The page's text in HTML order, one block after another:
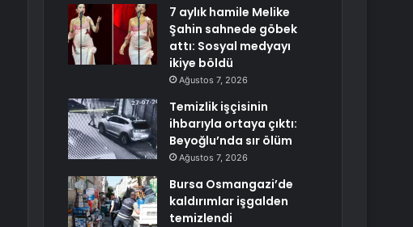
7 aylık hamile Melike
Şahin sahnede göbek
attı: Sosyal medyayı
ikiye böldü
Ağustos 7, 2026
Temizlik işçisinin
ihbarıyla ortaya çıktı:
Beyoğlu’nda sır ölüm
Ağustos 7, 2026
Bursa Osmangazi’de
kaldırımlar işgalden
temizlendi